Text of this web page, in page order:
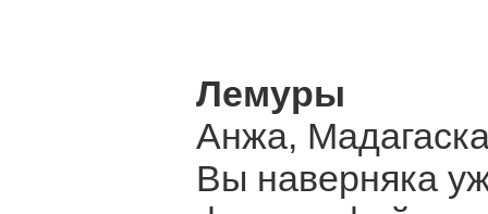
Лемуры
Анжа,
Вы наверняка